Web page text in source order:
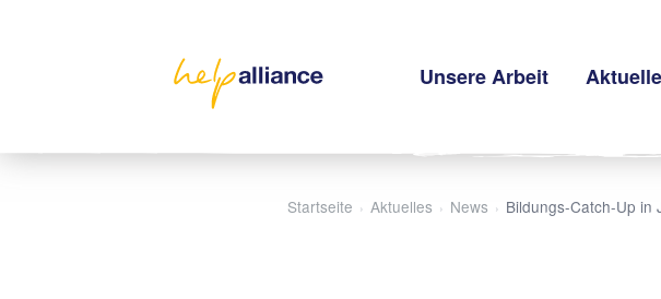
Unsere Arbeit
Startseite › Aktuelles › News › Bildungs-Catch-Up in